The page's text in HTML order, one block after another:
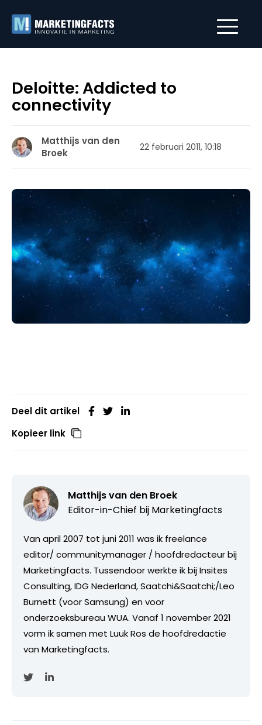
Deloitte: Addicted to
connectivity
Matthijs van den
Broek
22 februari 2011, 10:18
Deel dit artikel
Kopieer link
Matthijs van den Broek
Editor-in-Chief bij Marketingfacts
Van april 2007 tot juni 2011 was ik freelance
editor/ communitymanager / hoofdredacteur bij
Marketingfacts. Tussendoor werkte ik bij Insites
Consulting, IDG Nederland, Saatchi&Saatchi;/Leo
Burnett (voor Samsung) en voor
onderzoeksbureau WUA. Vanaf 1 november 2021
vorm ik samen met Luuk Ros de hoofdredactie
van Marketingfacts.